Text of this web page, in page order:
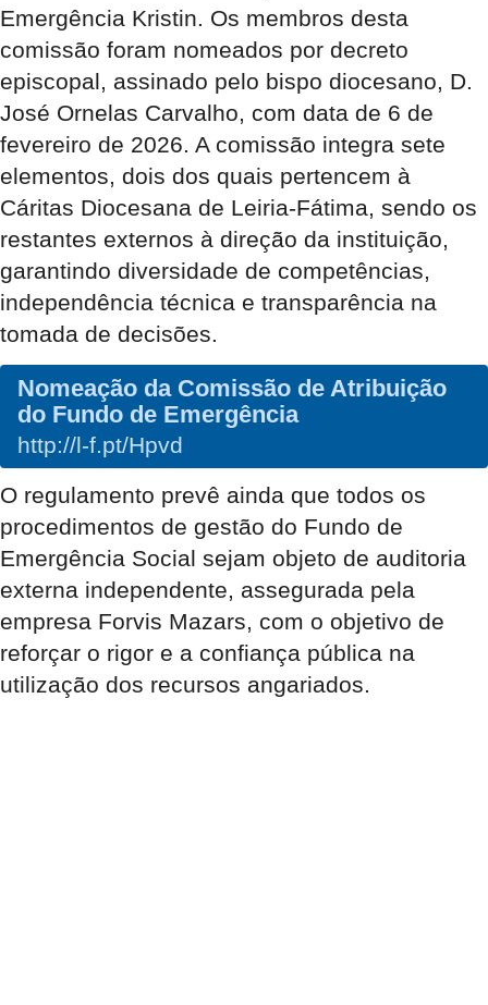
Emergência Kristin. Os membros desta
comissão foram nomeados por decreto
episcopal, assinado pelo bispo diocesano, D.
José Ornelas Carvalho, com data de 6 de
fevereiro de 2026. A comissão integra sete
elementos, dois dos quais pertencem à
Cáritas Diocesana de Leiria-Fátima, sendo os
restantes externos à direção da instituição,
garantindo diversidade de competências,
independência técnica e transparência na
tomada de decisões.
Nomeação da Comissão de Atribuição
do Fundo de Emergência
http://l-f.pt/Hpvd
O regulamento prevê ainda que todos os
procedimentos de gestão do Fundo de
Emergência Social sejam objeto de auditoria
externa independente, assegurada pela
empresa Forvis Mazars, com o objetivo de
reforçar o rigor e a confiança pública na
utilização dos recursos angariados.